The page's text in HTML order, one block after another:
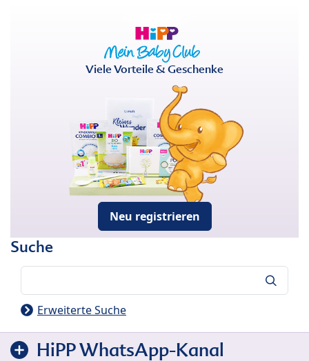
Viele Vorteile & Geschenke
Neu registrieren
Suche
Erweiterte Suche
HiPP WhatsApp-Kanal